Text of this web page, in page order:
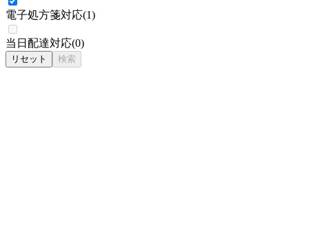
電子処方箋対応(1)
当日配達対応(0)
リセット 検索